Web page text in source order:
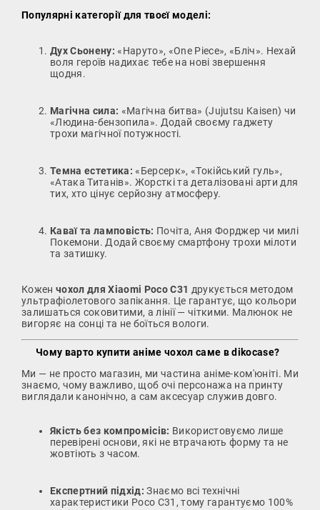
Популярні категорії для твоєї моделі:
Дух Сьонену: «Наруто», «One Piece», «Бліч». Нехай
воля героїв надихає тебе на нові звершення
щодня.
Магічна сила: «Магічна битва» (Jujutsu Kaisen) чи
«Людина-бензопила». Додай своєму гаджету
трохи магічної потужності.
Темна естетика: «Берсерк», «Токійський гуль»,
«Атака Титанів». Жорсткі та деталізовані арти для
тих, хто цінує серйозну атмосферу.
Каваї та ламповість: Почіта, Аня Форджер чи милі
Покемони. Додай своєму смартфону трохи мілоти
та затишку.
Кожен чохол для Xiaomi Poco C31 друкується методом
ультрафіолетового запікання. Це гарантує, що кольори
залишаться соковитими, а лінії — чіткими. Малюнок не
вигоряє на сонці та не боїться вологи.
Чому варто купити аніме чохол саме в dikocase?
Ми — не просто магазин, ми частина аніме-ком'юніті. Ми
знаємо, чому важливо, щоб очі персонажа на принту
виглядали канонічно, а сам аксесуар служив довго.
Якість без компромісів: Використовуємо лише
перевірені основи, які не втрачають форму та не
жовтіють з часом.
Експертний підхід: Знаємо всі технічні
характеристики Poco C31, тому гарантуємо 100%